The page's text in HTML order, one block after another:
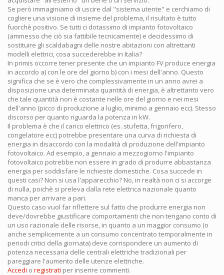
Se però immaginiamo di uscire dal "sistema utente" e cerchiamo di
cogliere una visione di insieme del problema, il risultato è tutto
fuorchè positivo. Se tutti ci dotassimo di impianto fotovoltaico
(ammesso che ciò sia fattibile tecnicamente) e decidessimo di
sostituire gli scaldabagni delle nostre abitazioni con altrettanti
modelli elettrici, cosa succederebbe in Italia?
In primis occorre tener presente che un impianto FV produce energia
in accordo a) con le ore del giorno b) con i mesi dell'anno. Questo
significa che se è vero che complessivamente in un anno avrei a
disposizione una determinata quantità di energia, è altrettanto vero
che tale quantità non è costante nelle ore del giorno e nei mesi
dell'anno (picco di produzione a luglio, minimo a gennaio ecc). Stesso
discorso per quanto riguarda la potenza in kW.
Il problema è che il carico elettrico (es. stufetta, frigorifero,
congelatore ecc) potrebbe presentare una curva di richiesta di
energia in disaccordo con la modalità di produzione dell'impianto
fotovoltaico. Ad esempio, a gennaio a mezzogiorno l'impianto
fotovoltaico potrebbe non essere in grado di produrre abbastanza
energia per soddisfare le richieste domestiche. Cosa succede in
questi casi? Non si usa l'apparecchio? No, in realtà non ci si accorge
di nulla, poichè si preleva dalla rete elettrica nazionale quanto
manca per arrivare a pari.
Questo caso vuol far riflettere sul fatto che produrre energia non
deve/dovrebbe giustificare comportamenti che non tengano conto di
un uso razionale delle risorse, in quanto a un maggior consumo (o
anche semplicemente a un consumo concentrato temporalmente in
periodi critici della giornata) deve corrispondere un aumento di
potenza necessaria delle centrali elettriche tradizionali per
pareggiare l'aumento delle utenze elettriche.
Accedi o registrati per inserire commenti.